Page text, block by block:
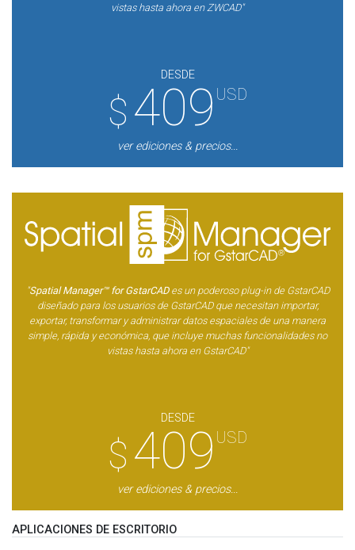
vistas hasta ahora en ZWCAD"
DESDE
$409 USD
ver ediciones & precios...
"Spatial Manager™ for GstarCADes un poderoso plug-in de GstarCAD
diseñado para los usuarios de GstarCAD que necesitan importar,
exportar, transformar y administrar datos espaciales de una manera
simple, rápida y económica, que incluye muchas funcionalidades no
vistas hasta ahora en GstarCAD"
DESDE
$409 USD
ver ediciones & precios...
APLICACIONES DE ESCRITORIO